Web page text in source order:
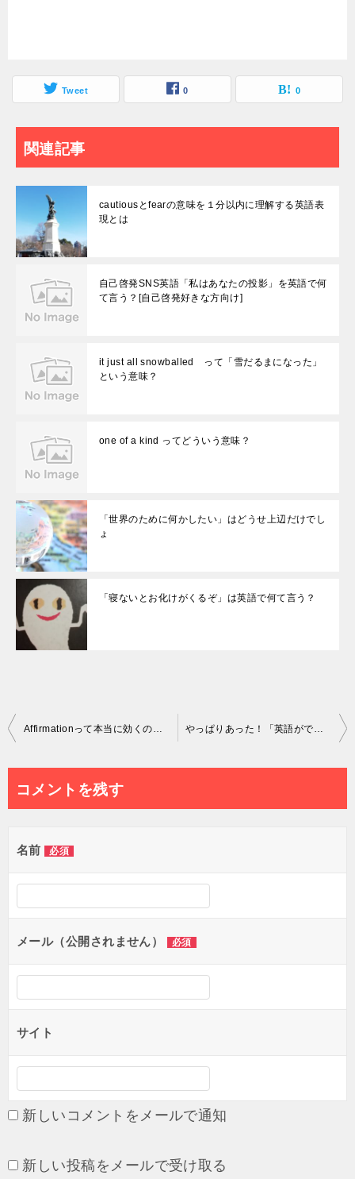
Tweet 0 0
関連記事
cautiousとfearの意味を１分以内に理解する英語表
現とは
自己啓発SNS英語「私はあなたの投影」を英語で何
て言う？[自己啓発好きな方向け]
it just all snowballed って「雪だるまになった」
という意味？
one of a kind ってどういう意味？
「世界のために何かしたい」はどうせ上辺だけでし
ょ
「寝ないとお化けがくるぞ」は英語で何て言う？
投
ナ
ビ
ゲ
Affirmationって本当に効くの？こんなタイプの人は超効くので要注意！ やっぱりあった！「英語ができない！悔しい！」を徹底的に解決する方法まとめ[動画解説付き]
コメントを残す
名前 必須
メール（公開されません） 必須
サイト
新しいコメントをメールで通知
新しい投稿をメールで受け取る